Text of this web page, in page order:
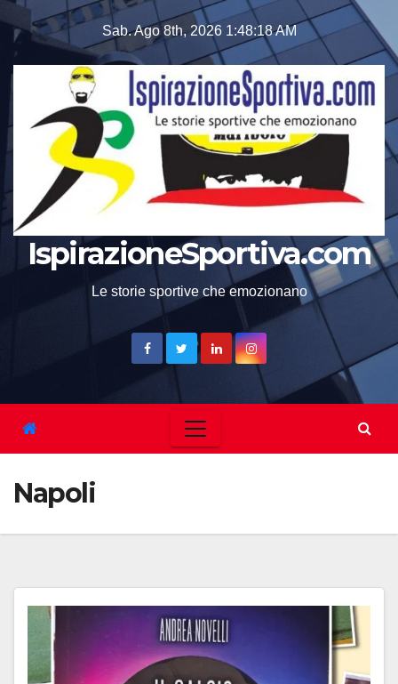
Skip
content
Sab. Ago 8th, 2026 1:48:19 AM
IspirazioneSportiva.com
Le storie sportive che emozionano
Napoli